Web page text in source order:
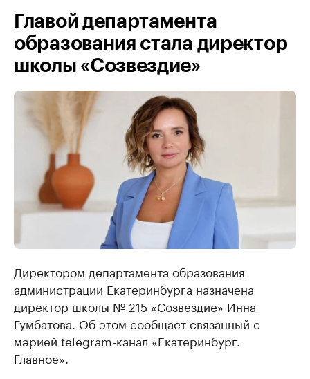
Главой департамента
образования стала директор
школы «Созвездие»
Директором департамента образования
администрации Екатеринбурга назначена
директор школы № 215 «Созвездие» Инна
Гумбатова. Об этом сообщает связанный с
мэрией telegram-канал «Екатеринбург.
Главное».